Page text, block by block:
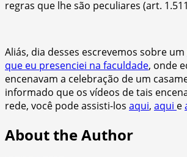
regras que lhe são peculiares (art.
Aliás, dia desses escrevemos sobre um
que eu presenciei na faculdade, onde
encenavam a celebração de um
informado que os vídeos de tais
rede, você pode assisti-los aqui, aqui e
About the Author